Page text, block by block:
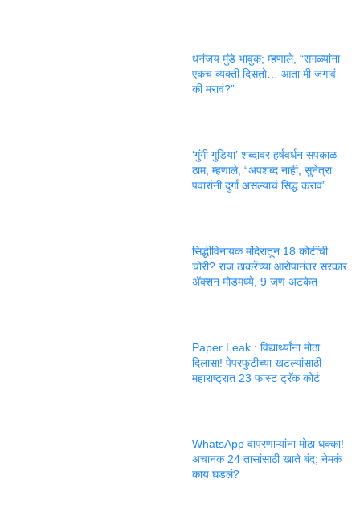
धनंजय मुंडे भावुक; म्हणाले, “सगळ्यांना
एकच व्यक्ती दिसतो… आता मी जगावं
की मरावं?”
‘गुंगी गुडिया’ शब्दावर हर्षवर्धन सपकाळ
ठाम; म्हणाले, “अपशब्द नाही, सुनेत्रा
पवारांनी दुर्गा असल्याचं सिद्ध करावं”
सिद्धीविनायक मंदिरातून 18 कोटींची
चोरी? राज ठाकरेंच्या आरोपानंतर सरकार
ॲक्शन मोडमध्ये, 9 जण अटकेत
Paper Leak : विद्यार्थ्यांना मोठा
दिलासा! पेपरफुटीच्या खटल्यांसाठी
महाराष्ट्रात 23 फास्ट ट्रॅक कोर्ट
WhatsApp वापरणाऱ्यांना मोठा धक्का!
अचानक 24 तासांसाठी खाते बंद; नेमकं
काय घडलं?